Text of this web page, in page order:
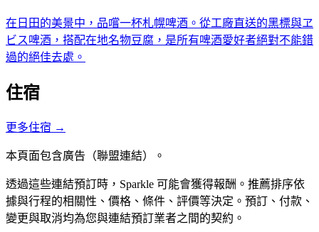
在日田的美景中，品嚐一杯札幌啤酒。從工廠直送的黑標與ヱ
ビス啤酒，搭配在地名物豆腐，是所有啤酒愛好者絕對不能錯
過的絕佳去處。
住宿
更多住宿 →
本頁面包含廣告（聯盟連結）。
透過這些連結預訂時，Sparkle 可能會獲得報酬。推薦排序依
據與行程的相關性、價格、條件、評價等決定。預訂、付款、
變更與取消均為您與連結預訂業者之間的契約。